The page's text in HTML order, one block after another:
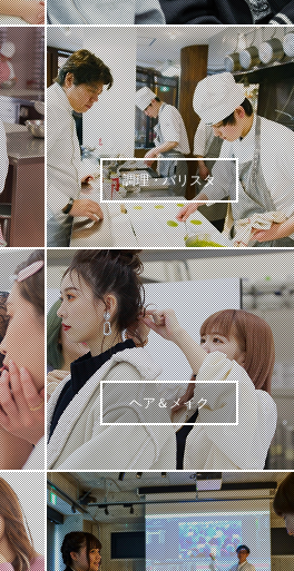
調理・バリスタ
ヘア＆メイク